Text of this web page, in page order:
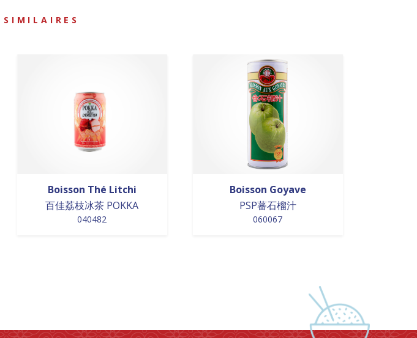
Boisson Thé Litchi
百佳荔枝冰茶 POKKA
040482
Boisson Goyave
PSP蕃石榴汁
060067